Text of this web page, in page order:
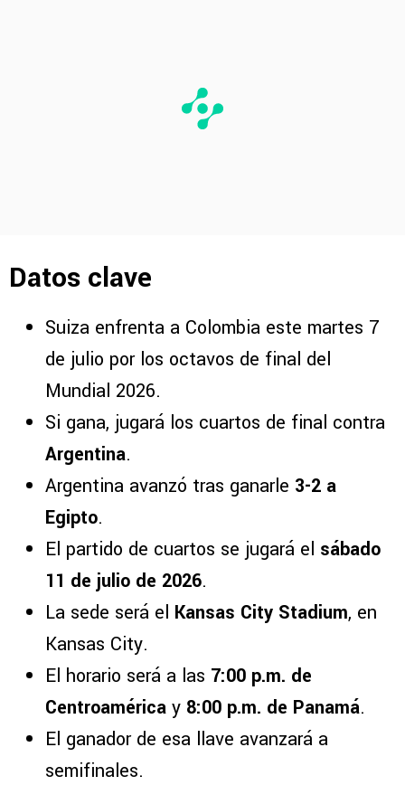
Datos clave
Suiza enfrenta a Colombia este martes 7
de julio por los octavos de final del
Mundial 2026.
Si gana, jugará los cuartos de final contra
Argentina.
Argentina avanzó tras ganarle 3-2 a
Egipto.
El partido de cuartos se jugará el sábado
11 de julio de 2026.
La sede será el Kansas City Stadium, en
Kansas City.
El horario será a las 7:00 p.m. de
Centroamérica y 8:00 p.m. de Panamá.
El ganador de esa llave avanzará a
semifinales.